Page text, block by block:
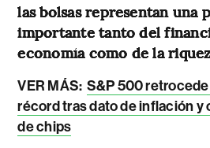
las bolsas representan una
importante tanto del
economía como de la
VER MÁS: S&P 500
récord tras dato de inflación y
de chips